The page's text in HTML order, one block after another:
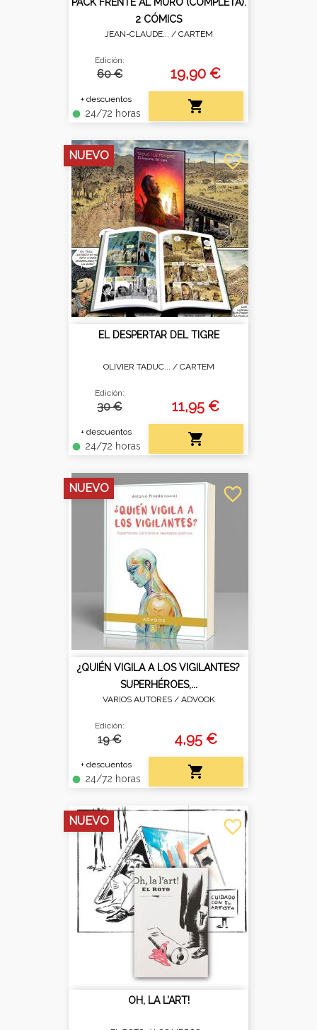
2 CÓMICS
JEAN-CLAUDE... / CARTEM
Edición:
60 €
+ descuentos
fiber_manual_record 24/72 horas
19,90 €

EL DESPERTAR DEL TIGRE
OLIVIER TADUC... / CARTEM
Edición:
30 €
+ descuentos
fiber_manual_record 24/72 horas
11,95 €

favorite_border
NUEVO
¿QUIÉN VIGILA A LOS VIGILANTES?
SUPERHÉROES,...
VARIOS AUTORES / ADVOOK
Edición:
19 €
+ descuentos
fiber_manual_record 24/72 horas
4,95 €

favorite_border
NUEVO
OH, LA L’ART!
favorite_border
NUEVO